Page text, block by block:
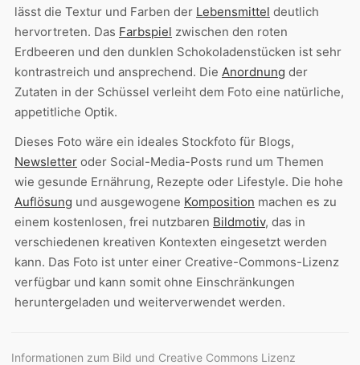
lässt die Textur und Farben der Lebensmittel deutlich
hervortreten. Das Farbspiel zwischen den roten
Erdbeeren und den dunklen Schokoladenstücken ist sehr
kontrastreich und ansprechend. Die Anordnung der
Zutaten in der Schüssel verleiht dem Foto eine natürliche,
appetitliche Optik.
Dieses Foto wäre ein ideales Stockfoto für Blogs,
Newsletter oder Social-Media-Posts rund um Themen
wie gesunde Ernährung, Rezepte oder Lifestyle. Die hohe
Auflösung und ausgewogene Komposition machen es zu
einem kostenlosen, frei nutzbaren Bildmotiv, das in
verschiedenen kreativen Kontexten eingesetzt werden
kann. Das Foto ist unter einer Creative-Commons-Lizenz
verfügbar und kann somit ohne Einschränkungen
heruntergeladen und weiterverwendet werden.
Informationen zum Bild und Creative Commons Lizenz